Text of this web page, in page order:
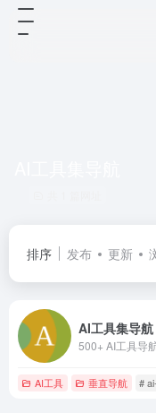
排序 发布 更新
AI工具集导航
500+ AI工具导
AI工具 垂直导航 #